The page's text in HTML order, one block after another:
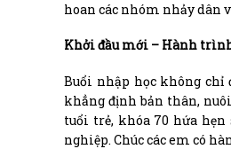
hoan các nhóm nhảy dân
Khởi đầu mới – Hành
Buổi nhập học không chỉ
khẳng định bản thân,
tuổi trẻ, khóa 70 hứa
nghiệp. Chúc các em có